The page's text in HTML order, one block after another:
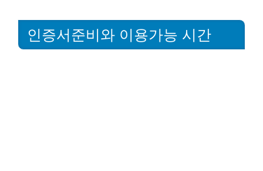
인증서준비와 이용가능 시간